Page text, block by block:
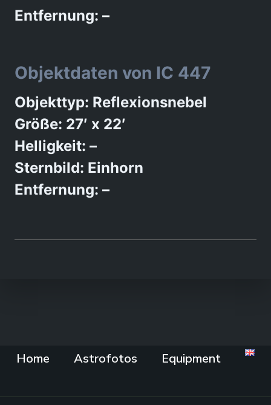
Entfernung: –
Objektdaten von IC 447
Objekttyp: Reflexionsnebel
Größe: 27′ x 22′
Helligkeit: –
Sternbild: Einhorn
Entfernung: –
Home Astrofotos Equipment